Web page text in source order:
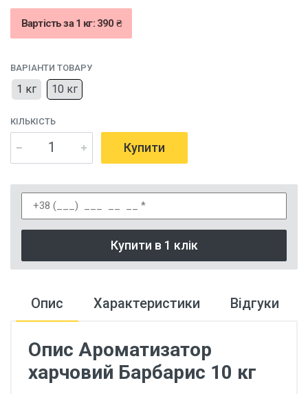
Вартість за 1 кг: 390 ₴
ВАРІАНТИ ТОВАРУ
1 кг 10 кг
КІЛЬКІСТЬ
Купити
Купити в 1 клік
Опис Характеристики Відгуки
Опис Ароматизатор
харчовий Барбарис 10 кг